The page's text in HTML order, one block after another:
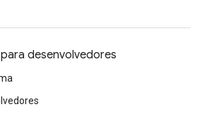
desenvolvedores